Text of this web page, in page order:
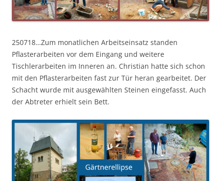
250718…Zum monatlichen Arbeitseinsatz standen
Pflasterarbeiten vor dem Eingang und weitere
Tischlerarbeiten im Inneren an. Christian hatte sich schon
mit den Pflasterarbeiten fast zur Tür heran gearbeitet. Der
Schacht wurde mit ausgewählten Steinen eingefasst. Auch
der Abtreter erhielt sein Bett.